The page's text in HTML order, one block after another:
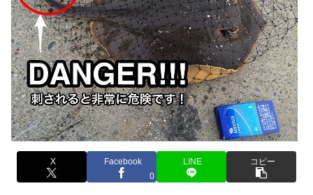
X
Facebook
0
LINE コピー